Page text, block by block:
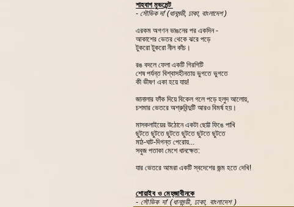
শাহবাগ মুভমেন্ট
- সৌভিক দা' (ধানমন্ডী, ঢাকা, বাংলাদেশ )
এরকম অগণন ভাঙনের পর একদিন -
আকাশের ভেতর থেকে ঝরে পড়ে
টুকরো টুকরো নীল কাঁচ।
রঙ বদলে ফেলা একটি গিরগিটি
শেষ পর্যন্ত বিশ্বাসহীনতায় ভুগতে ভুগতে
কী ভীষণ একা হয়ে যায়!
জানালার ফাঁক দিয়ে বিকেল গলে পড়ে হলুদ আলোয়,
চশমার ভেতরে অশ্রুবিন্দুটি আরও বিমর্ষ হয়।
মাসকলাইয়ের উঠোনে একটা ছোট্ট ফিঙে পাখি
ছুটতে ছুটতে ছুটতে ছুটতে ছুটতে ছুটতে
মাঠ-ঘাট-দিগন্ত পেরোয়...
সবুজ পতাকা মেশে ধানক্ষেত:
যার ভেতরে আমরা একটি স্বদেশের জন্ম হতে দেখি!
শোয়াইব ও মেহ্‌জাবীনকে
- সৌভিক দা' (ধানমন্ডী, ঢাকা, বাংলাদেশ )